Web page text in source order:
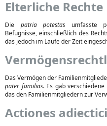
Elterliche Rechte
Die patria potestas umfasste
Befugnisse, einschließlich des
das jedoch im Laufe der Zeit
Das Vermögen der
pater familias. Es gab
das den Familienmitgliedern zur
Actiones